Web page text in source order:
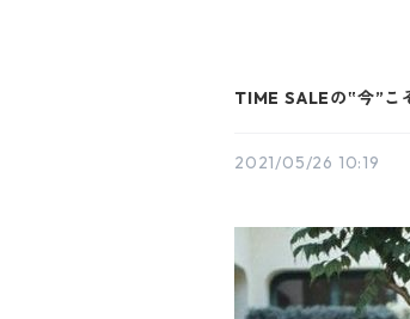
TIME SALEの‟今”こ
2021/05/26 10:19